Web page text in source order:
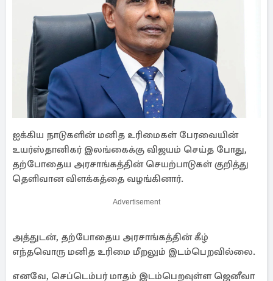
ஐக்கிய நாடுகளின் மனித உரிமைகள் பேரவையின்
உயர்ஸ்தானிகர் இலங்கைக்கு விஜயம் செய்த போது,
தற்போதைய அரசாங்கத்தின் செயற்பாடுகள் குறித்து
தெளிவான விளக்கத்தை வழங்கினார்.
Advertisement
அத்துடன், தற்போதைய அரசாங்கத்தின் கீழ்
எந்தவொரு மனித உரிமை மீறலும் இடம்பெறவில்லை.
எனவே, செப்டெம்பர் மாதம் இடம்பெறவுள்ள ஜெனீவா